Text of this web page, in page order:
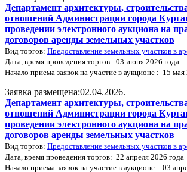
Департамент архитектуры,
отношений Администрации города
проведении электронного аукциона на
договоров аренды земельных участков
Вид торгов: Предоставление земельных участков в
Дата, время проведения торгов: 03 июня 2026 года
Начало приема заявок на участие в аукционе : 15 мая
Заявка размещена:02.04.2026.
Департамент архитектуры,
отношений Администрации города
проведении электронного аукциона на
договоров аренды земельных участков
Вид торгов: Предоставление земельных участков в
Дата, время проведения торгов: 22 апреля 2026 года
Начало приема заявок на участие в аукционе : 03